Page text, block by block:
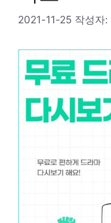
2021-11-25 작성자: